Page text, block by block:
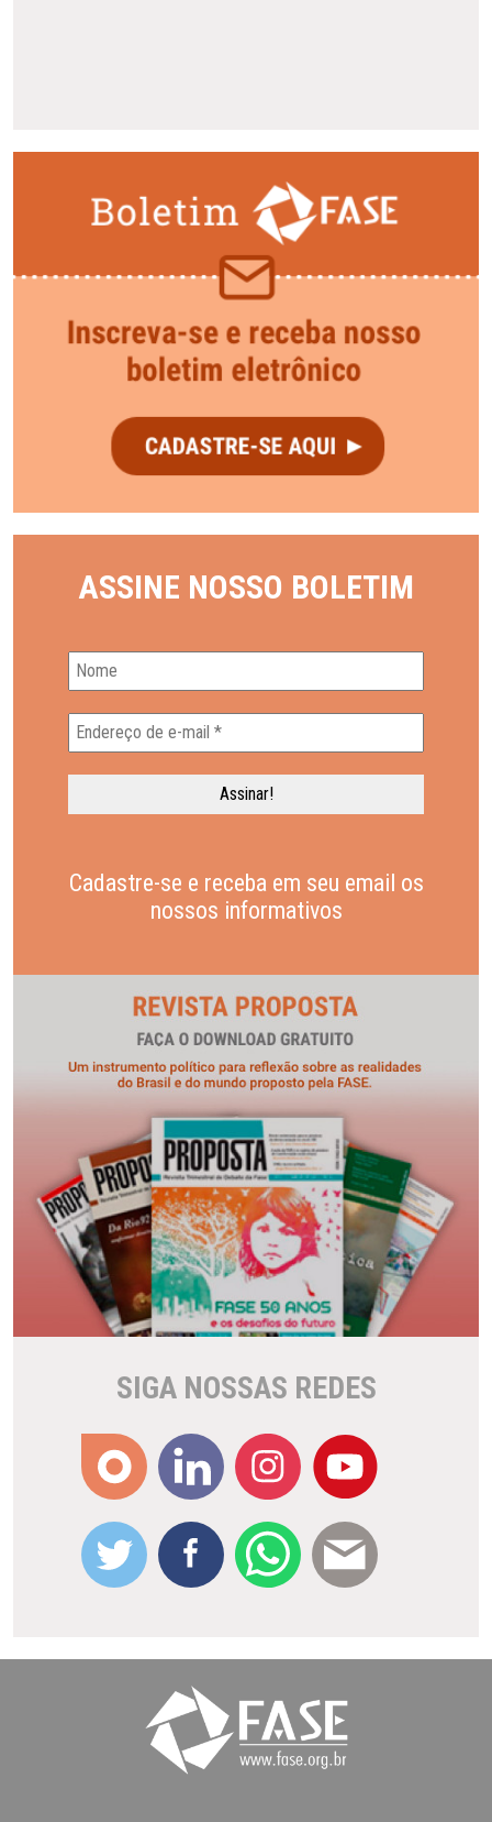
ASSINE NOSSO BOLETIM
Cadastre-se e receba em seu email os
nossos informativos
SIGA NOSSAS REDES